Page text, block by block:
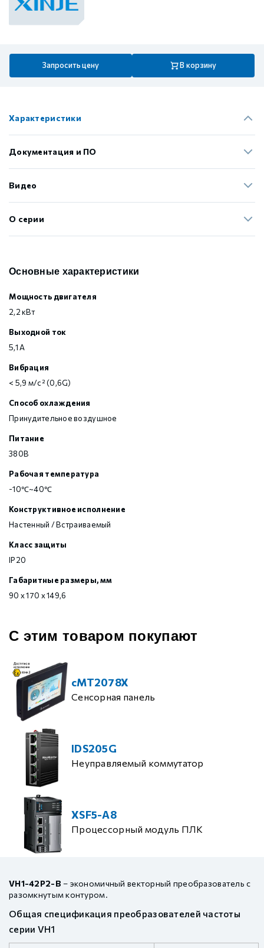
Запросить цену В корзину
Характеристики
Документация и ПО
Видео
О серии
Основные характеристики
Мощность двигателя
2,2 кВт
Выходной ток
5,1 А
Вибрация
< 5,9 м/с² (0,6G)
Способ охлаждения
Принудительное воздушное
Питание
380В
Рабочая температура
-10℃~40℃
Конструктивное исполнение
Настенный / Встраиваемый
Класс защиты
IP20
Габаритные размеры, мм
90 x 170 x 149,6
С этим товаром покупают
cMT2078X
Сенсорная панель
IDS205G
Неуправляемый коммутатор
XSF5-A8
Процессорный модуль ПЛК
VH1-42P2-B – экономичный векторный преобразователь с
разомкнутым контуром.
Общая спецификация преобразователей частоты
серии VH1